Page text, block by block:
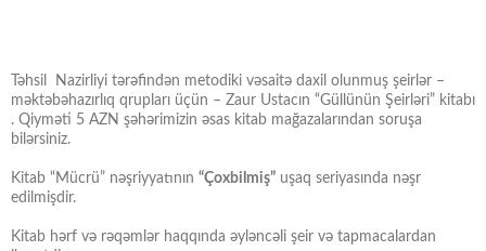
Təhsil Nazirliyi tərəfindən metodiki vəsaitə daxil olunmuş şeirlər –
məktəbəhazırlıq qrupları üçün – Zaur Ustacın “Güllünün Şeirləri” kitabı
. Qiyməti 5 AZN şəhərimizin əsas kitab mağazalarından soruşa
bilərsiniz.
Kitab “Mücrü” nəşriyyatının “Çoxbilmiş” uşaq seriyasında nəşr
edilmişdir.
Kitab hərf və rəqəmlər haqqında əyləncəli şeir və tapmacalardan